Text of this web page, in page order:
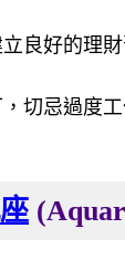
良好的理
切忌過度